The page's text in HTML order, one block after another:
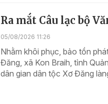
Ra mắt Câu lạc bộ
05/08/2026 11:26
Nhằm khôi phục, bảo tồn
Đăng, xã Kon Braih, tỉnh
dân gian dân tộc Xơ Đăng